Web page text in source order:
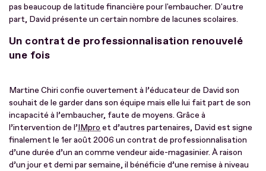
pas beaucoup de latitude financière pour l'embaucher. D'autre
part, David présente un certain nombre de lacunes scolaires.
Un contrat de professionnalisation renouvelé
une fois
Martine Chiri confie ouvertement à l’éducateur de David son
souhait de le garder dans son équipe mais elle lui fait part de son
incapacité à l’embaucher, faute de moyens. Grâce à
l’intervention de l’IMpro et d’autres partenaires, David est signe
finalement le 1er août 2006 un contrat de professionnalisation
d’une durée d’un an comme vendeur aide-magasinier. À raison
d’un jour et demi par semaine, il bénéficie d’une remise à niveau